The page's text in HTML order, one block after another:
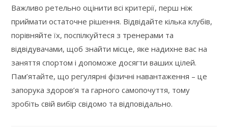
Важливо ретельно оцінити всі критерії, перш ніж
приймати остаточне рішення. Відвідайте кілька клубів,
порівняйте їх, поспілкуйтеся з тренерами та
відвідувачами, щоб знайти місце, яке надихне вас на
заняття спортом і допоможе досягти ваших цілей.
Пам’ятайте, що регулярні фізичні навантаження – це
запорука здоров’я та гарного самопочуття, тому
зробіть свій вибір свідомо та відповідально.